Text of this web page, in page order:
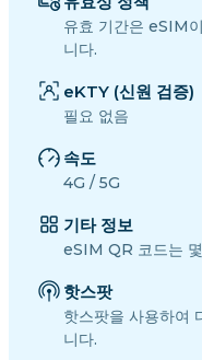
유효 기간은 eSIM
니다.
eKTY (신원 검증)
필요 없음
속도
4G / 5G
기타 정보
eSIM QR 코드는
핫스팟
핫스팟을 사용하여
니다.